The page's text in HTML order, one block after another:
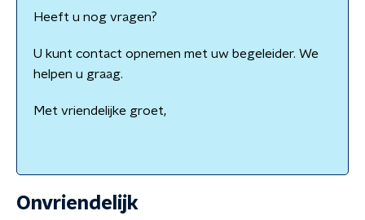
Heeft u nog vragen?
U kunt contact opnemen met uw begeleider. We
helpen u graag.
Met vriendelijke groet,
Onvriendelijk